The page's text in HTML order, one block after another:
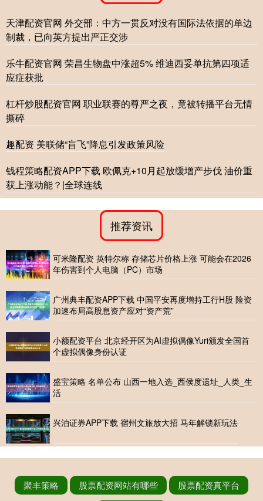
天津配资官网 外交部：中方一贯反对没有国际法依据的单边
制裁，已向英方提出严正交涉
乐牛配资官网 荣昌生物盘中涨超5% 维迪西妥单抗第四项适
应症获批
杠杆炒股配资官网 职业联赛的尊严之夜，竟被转播平台无情
撕碎
趣配资 美联储“盲飞”降息引发政策风险
钱程策略配资APP下载 欧佩克+10月起放缓增产步伐 油价重
获上涨动能？|全球连线
推荐资讯
可米隆配资 英特尔称 存储芯片价格上涨 可能会在2026
年伤害到个人电脑（PC）市场
广州典丰配资APP下载 中国平安再度增持工行H股 险资
加速布局高股息资产应对“资产荒”
小额配资平台 北京经开区为AI虚拟偶像Yuri颁发全国首
个虚拟偶像身份认证
盛宝策略 名单公布 山西一地入选_西侯度遗址_人类_生
活
兴泊证券APP下载 宿州文旅放大招 马年解锁新玩法
聚丰策略 股票配资网站有哪些 股票配资真平台